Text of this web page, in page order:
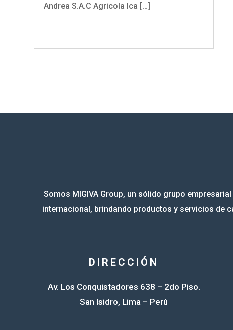
Andrea S.A.C Agricola Ica […]
Somos MIGIVA Group, un sólido grupo
internacional, brindando productos y servicios de
DIRECCIÓN
Av. Los Conquistadores 638 – 2do Piso.
San Isidro, Lima – Perú